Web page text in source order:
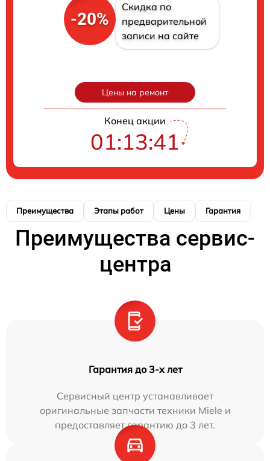
-20%
Скидка по
предварительной
записи на сайте
Цены на ремонт
Конец акции
01:13:40
Преимущества Этапы работ Цены Гарантия
Преимущества сервис-
центра
Гарантия до 3-х лет
Сервисный центр устанавливает
оригинальные запчасти техники Miele и
предоставляет гарантию до 3 лет.